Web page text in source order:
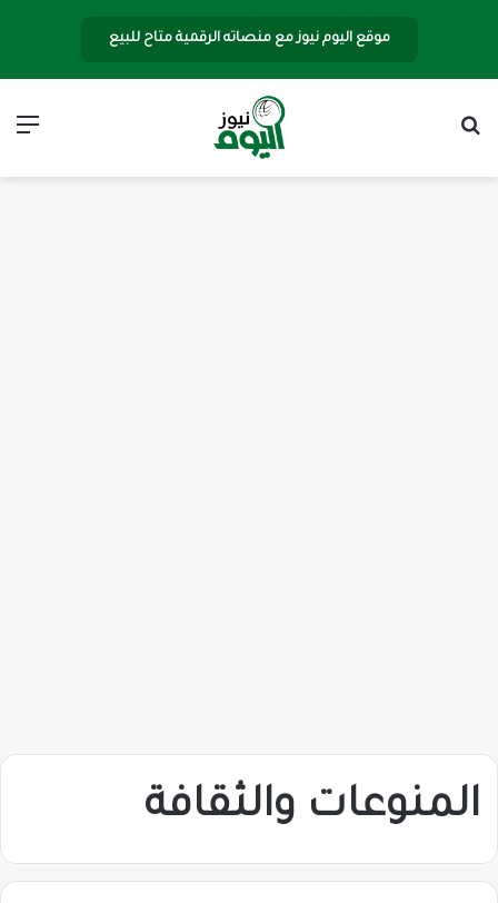
موقع اليوم نيوز مع منصاته الرقمية متاح للبيع
المنوعات والثقافة